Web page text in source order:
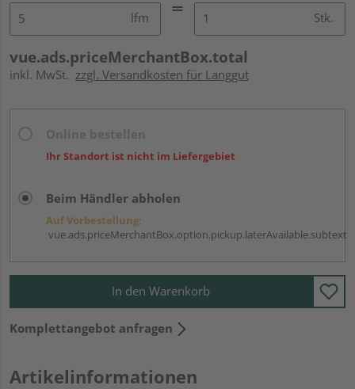
lfm Stk.
vue.ads.priceMerchantBox.total
inkl. MwSt. zzgl. Versandkosten für Langgut
Ihr Standort ist nicht im Liefergebiet
Beim Händler abholen
Auf Vorbestellung:
vue.ads.priceMerchantBox.option.pickup.laterAvailable.subtext
In den Warenkorb
Komplettangebot anfragen
Artikelinformationen